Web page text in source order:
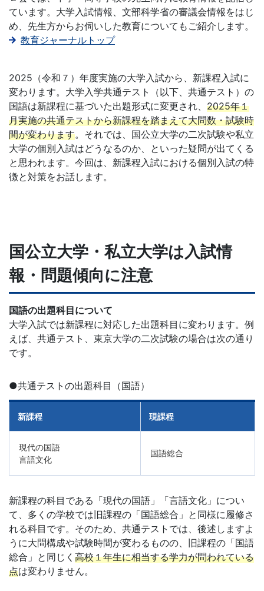
ジ。
校
の
先
生
指
導
の
さ
ら
な
る
実
の
た
め
ています。大学入試情報、文部科学省の審議会情報をはじ
め、先生方からお伺いした教育についてもご紹介します。
教育ジャーナルトップ
2025（令和７）年度実施の大学入試から、新課程入試に
変わります。大学入学共通テスト（以下、共通テスト）の
国語は新課程に基づいた出題形式に変更され、 2025年１
月実施の共通テストから新課程を踏まえて大問数・試験時
間が変わります。それでは、国公立大学の二次試験や私立
大学の個別入試はどうなるのか、といった疑問が出てくる
と思われます。今回は、新課程入試における個別入試の特
徴と対策をお話します。
国公立大学・私立大学は入試情
報・問題傾向に注意
国語の出題科目について
大学入試では新課程に対応した出題科目に変わります。例
えば、共通テスト、東京大学の二次試験の場合は次の通り
です。
●共通テストの出題科目（国語）
新課程 現課程
現代の国語
言語文化
国語総合
新課程の科目である「現代の国語」「言語文化」につい
て、多くの学校では旧課程の「国語総合」と同様に履修さ
れる科目です。そのため、共通テストでは、後述しますよ
うに大問構成や試験時間が変わるものの、旧課程の「国語
総合」と同じく 高校１年生に相当する学力が問われている
点は変わりません。